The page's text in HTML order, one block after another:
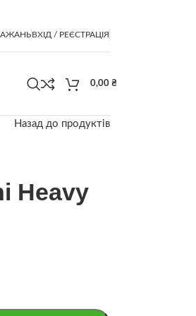
ВХІД / РЕЄСТРАЦІЯ
0,00 ₴
Назад до продуктів
Heavy